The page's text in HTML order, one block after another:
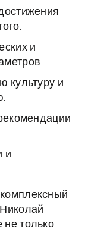
и
культуру и
и
не только